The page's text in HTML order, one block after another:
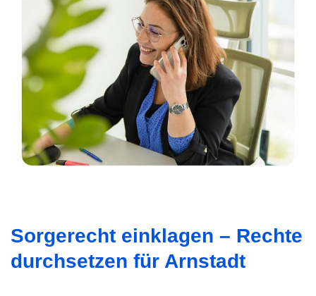
Sorgerecht einklagen – Rechte
durchsetzen für Arnstadt